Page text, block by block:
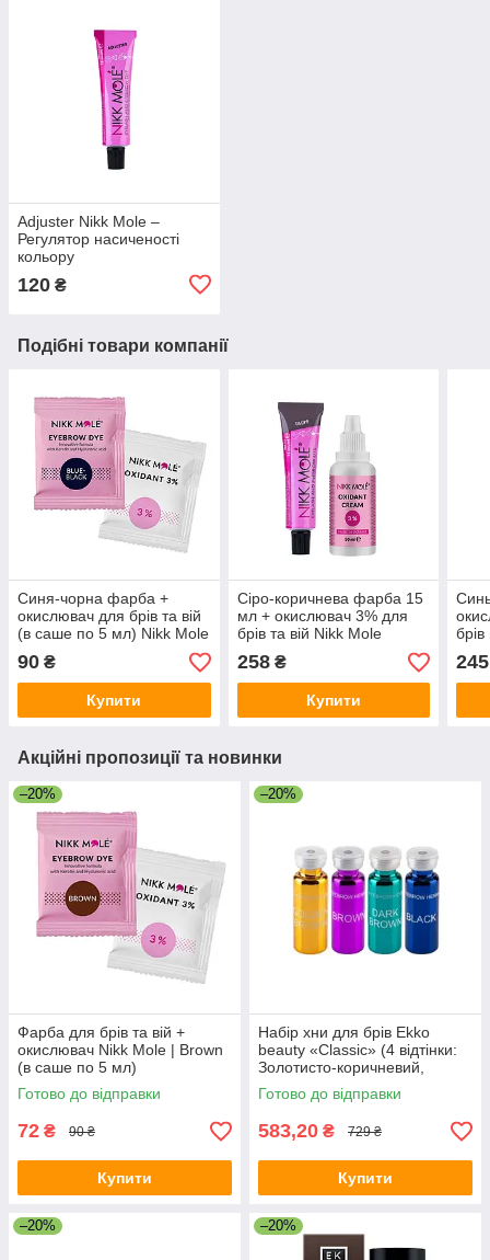
Adjuster Nikk Mole –
Регулятор насиченості
кольору
120 ₴
Подібні товари компанії
Синя-чорна фарба +
окислювач для брів та вій
(в саше по 5 мл) Nikk Mole
| Blue Black
90 ₴
Купити
Сіро-коричнева фарба 15
мл + окислювач 3% для
брів та вій Nikk Mole
258₴
Купити
мл
245
Акційні пропозиції та новинки
–20%
Фарба для брів та вій +
окислювач Nikk Mole | Brown
(в саше по 5 мл)
Готово до відправки
72 ₴ 90 ₴
Купити
–20%
Набір хни для брів Ekko
beauty «Classic» (4 відтінки:
Золотисто-коричневий,
Коричневий, Темно-
коричневий, Чорний)
Готово до відправки
583,20 ₴ 729 ₴
Купити
–20% –20%